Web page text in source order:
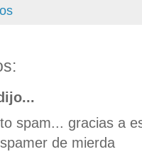
spam... gracias a
de mierda